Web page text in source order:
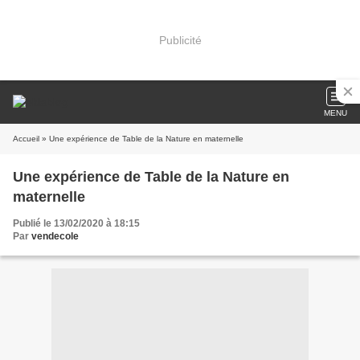
Publicité
MENU
Accueil » Une expérience de Table de la Nature en maternelle
Une expérience de Table de la Nature en
maternelle
Publié le 13/02/2020 à 18:15
Par vendecole